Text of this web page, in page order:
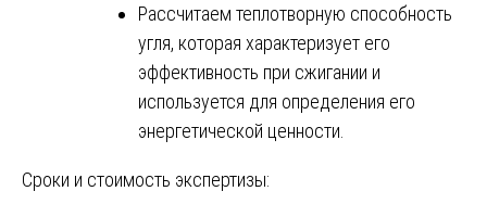
Рассчитаем теплотворную способность
угля, которая характеризует его
эффективность при сжигании и
используется для определения его
энергетической ценности.
Сроки и стоимость экспертизы: